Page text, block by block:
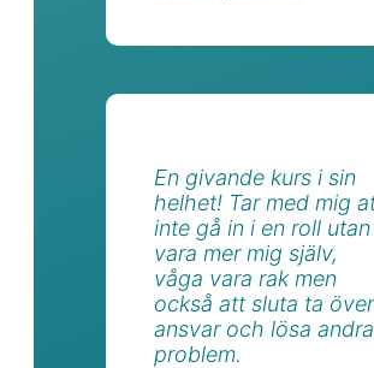
En givande kurs i sin
helhet! Tar med mig
inte gå in i en roll utan
vara mer mig själv,
våga vara rak men
också att sluta ta över
ansvar och lösa
problem.